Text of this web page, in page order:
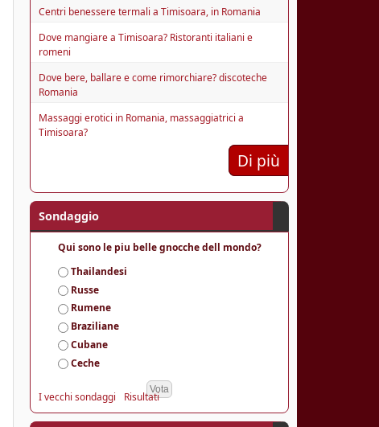
Centri benessere termali a Timisoara, in Romania
Dove mangiare a Timisoara? Ristoranti italiani e
romeni
Dove bere, ballare e come rimorchiare? discoteche
Romania
Massaggi erotici in Romania, massaggiatrici a
Timisoara?
Di più
Sondaggio
Qui sono le piu belle gnocche dell mondo?
S
c
e
l
t
e
Thailandesi
Russe
Rumene
Braziliane
Cubane
Ceche
I vecchi sondaggi Risultati